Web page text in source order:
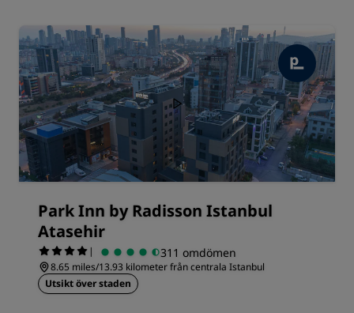
Park Inn by Radisson Istanbul
Atasehir
| 311 omdömen
8.65 miles/13.93 kilometer från centrala Istanbul
Utsikt över staden